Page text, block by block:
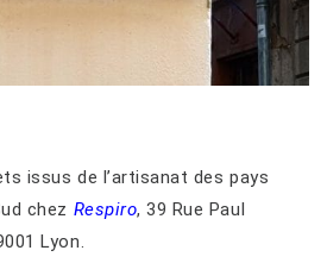
issus de l’artisanat des pays
chez Respiro, 39 Rue Paul
Lyon.